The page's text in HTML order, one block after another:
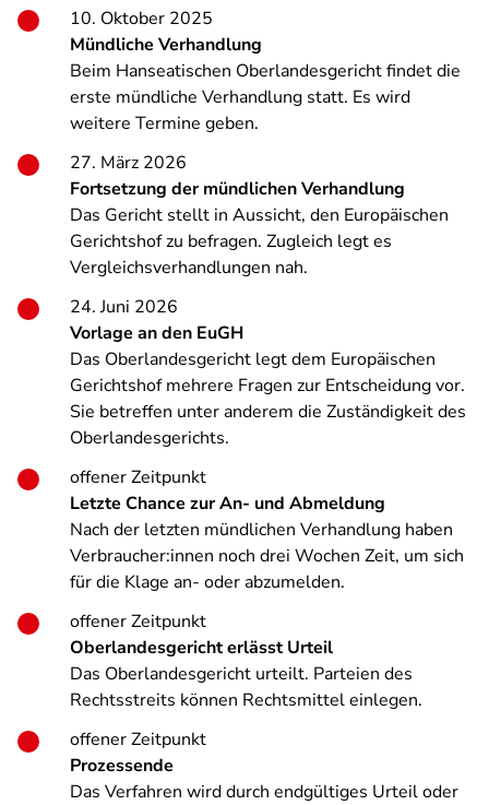
10. Oktober 2025
Mündliche Verhandlung
Beim Hanseatischen Oberlandesgericht findet die
erste mündliche Verhandlung statt. Es wird
weitere Termine geben.
27. März 2026
Fortsetzung der mündlichen Verhandlung
Das Gericht stellt in Aussicht, den Europäischen
Gerichtshof zu befragen. Zugleich legt es
Vergleichsverhandlungen nah.
24. Juni 2026
Vorlage an den EuGH
Das Oberlandesgericht legt dem Europäischen
Gerichtshof mehrere Fragen zur Entscheidung vor.
Sie betreffen unter anderem die Zuständigkeit des
Oberlandesgerichts.
offener Zeitpunkt
Letzte Chance zur An- und Abmeldung
Nach der letzten mündlichen Verhandlung haben
Verbraucher:innen noch drei Wochen Zeit, um sich
für die Klage an- oder abzumelden.
offener Zeitpunkt
Oberlandesgericht erlässt Urteil
Das Oberlandesgericht urteilt. Parteien des
Rechtsstreits können Rechtsmittel einlegen.
offener Zeitpunkt
Prozessende
Das Verfahren wird durch endgültiges Urteil oder